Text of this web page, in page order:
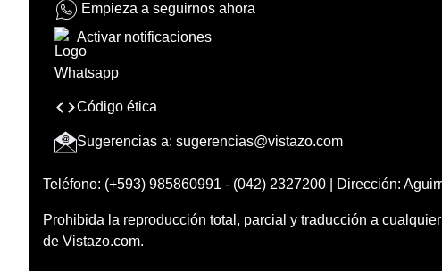
Empieza a seguirnos ahora
Activar notificaciones
Código ética
Sugerencias a: sugerencias@vistazo.com
Teléfono: (+593) 985860991 - (042) 2327200 | Dirección:
Prohibida la reproducción total, parcial y traducción a
de Vistazo.com.